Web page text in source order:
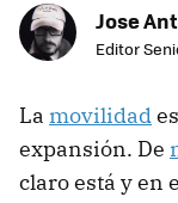
Jose
Editor
La movilidad
expansión. De
claro está y en